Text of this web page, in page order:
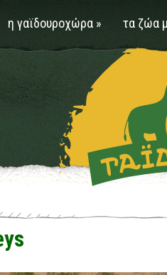
η γαϊδουροχώρα »
τα ζώα